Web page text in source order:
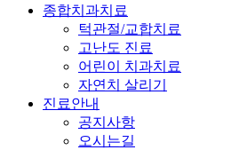
종합치과치료
턱관절/교합치료
고난도 진료
어린이 치과치료
자연치 살리기
진료안내
공지사항
오시는길